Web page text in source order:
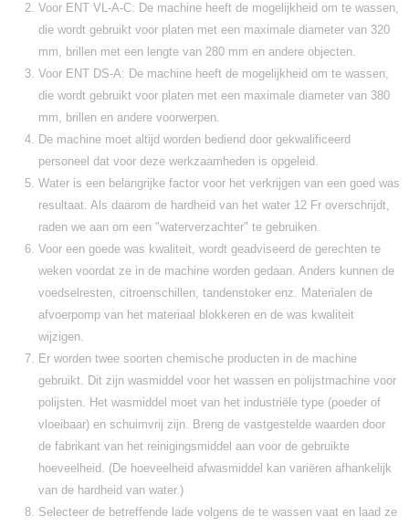
Voor ENT VL-A-C: De machine heeft de mogelijkheid om te wassen,
die wordt gebruikt voor platen met een maximale diameter van 320
mm, brillen met een lengte van 280 mm en andere objecten.
Voor ENT DS-A: De machine heeft de mogelijkheid om te wassen,
die wordt gebruikt voor platen met een maximale diameter van 380
mm, brillen en andere voorwerpen.
De machine moet altijd worden bediend door gekwalificeerd
personeel dat voor deze werkzaamheden is opgeleid.
Water is een belangrijke factor voor het verkrijgen van een goed was
resultaat. Als daarom de hardheid van het water 12 Fr overschrijdt,
raden we aan om een "waterverzachter" te gebruiken.
Voor een goede was kwaliteit, wordt geadviseerd de gerechten te
weken voordat ze in de machine worden gedaan. Anders kunnen de
voedselresten, citroenschillen, tandenstoker enz. Materialen de
afvoerpomp van het materiaal blokkeren en de was kwaliteit
wijzigen.
Er worden twee soorten chemische producten in de machine
gebruikt. Dit zijn wasmiddel voor het wassen en polijstmachine voor
polijsten. Het wasmiddel moet van het industriële type (poeder of
vloeibaar) en schuimvrij zijn. Breng de vastgestelde waarden door
de fabrikant van het reinigingsmiddel aan voor de gebruikte
hoeveelheid. (De hoeveelheid afwasmiddel kan variëren afhankelijk
van de hardheid van water.)
Selecteer de betreffende lade volgens de te wassen vaat en laad ze